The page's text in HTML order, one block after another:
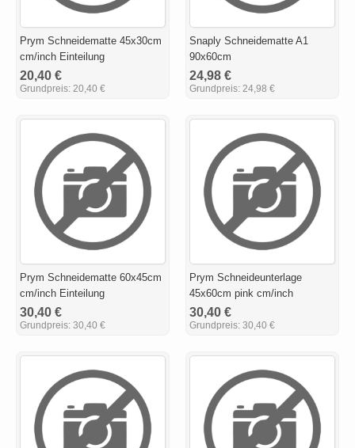
Prym Schneidematte 45x30cm
cm/inch Einteilung
20,40 €
Grundpreis: 20,40 €
Snaply Schneidematte A1
90x60cm
24,98 €
Grundpreis: 24,98 €
Prym Schneidematte 60x45cm
cm/inch Einteilung
30,40 €
Grundpreis: 30,40 €
Prym Schneideunterlage
45x60cm pink cm/inch
30,40 €
Grundpreis: 30,40 €